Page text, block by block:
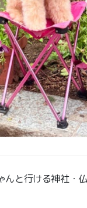
と行ける神社・